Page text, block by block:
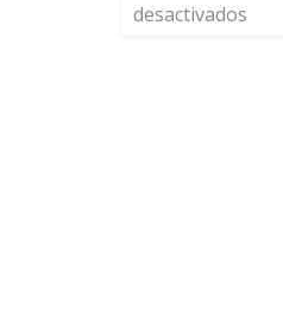
desactivados